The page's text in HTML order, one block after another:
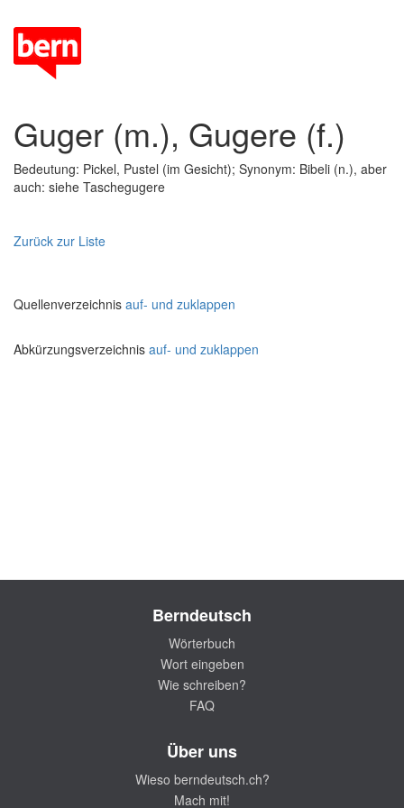
Guger (m.), Gugere (f.)
Bedeutung: Pickel, Pustel (im Gesicht); Synonym: Bibeli (n.), aber
auch: siehe Taschegugere
Zurück zur Liste
Quellenverzeichnis auf- und zuklappen
Abkürzungsverzeichnis auf- und zuklappen
Berndeutsch
Wörterbuch
Wort eingeben
Wie schreiben?
FAQ
Über uns
Wieso berndeutsch.ch?
Mach mit!